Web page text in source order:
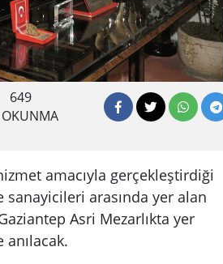
649
OKUNMA
amacıyla gerçekleştirdiği
sanayicileri arasında yer alan
Asri Mezarlıkta yer